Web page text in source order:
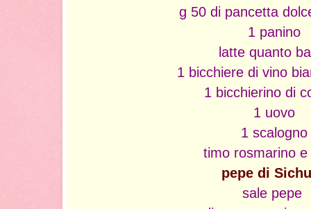
g 50 di pancetta
1 panino
latte quanto
1 bicchiere di vino
1 bicchierino di
1 uovo
1 scalogno
timo rosmarino e
pepe di
sale pepe